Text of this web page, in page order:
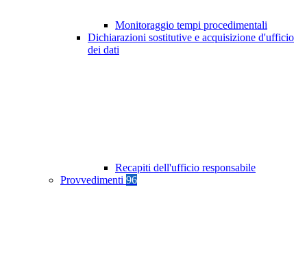
Monitoraggio tempi procedimentali
Dichiarazioni sostitutive e acquisizione d'ufficio
dei dati
Recapiti dell'ufficio responsabile
Provvedimenti 96